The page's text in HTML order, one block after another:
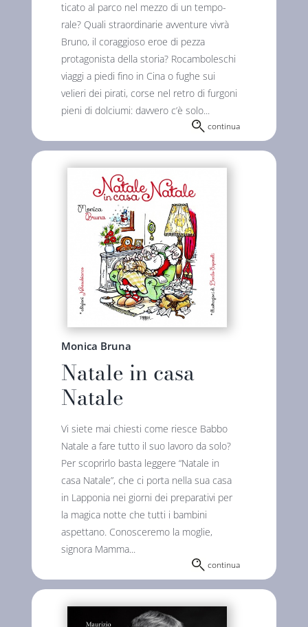
tica­to al parco nel mezzo di un tempo­
rale? Quali straordinarie avventure vivrà
Bruno, il coraggioso eroe di pezza
protagonista della storia? Rocamboleschi
viaggi a piedi fino in Cina o fughe sui
velieri dei pirati, corse nel retro di furgoni
pieni di dolciumi: davvero c’è solo...
continua
Monica Bruna
Natale in casa
Natale
Vi siete mai chiesti come riesce Babbo
Natale a fare tutto il suo lavoro da solo?
Per scoprirlo basta leggere “Natale in
casa Natale”, che ci porta nella sua casa
in Lapponia nei giorni dei preparativi per
la magica notte che tutti i bambini
aspettano. Conosceremo la moglie,
signora Mamma...
continua